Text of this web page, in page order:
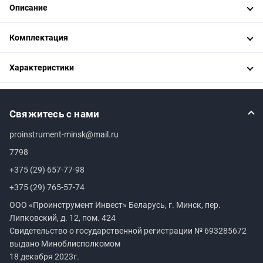
Описание
Комплектация
Характеристики
Свяжитесь с нами
proinstrument-minsk@mail.ru
7798
+375 (29) 657-77-98
+375 (29) 765-57-74
ООО «Проинструмент Инвест» Беларусь, г. Минск, пер.
Липковский, д. 12, пом. 424
Свидетельство о государственной регистрации № 693285672
выдано Миноблисполкомом
18 декабря 2023г.